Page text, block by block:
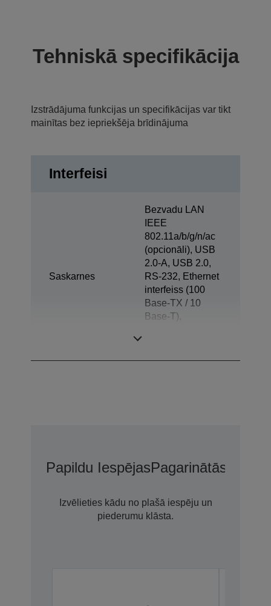
Tehniskā specifikācija
Izstrādājuma funkcijas un specifikācijas var tikt
mainītas bez iepriekšēja brīdinājuma
Interfeisi
Saskarnes
Bezvadu LAN
IEEE
802.11a/b/g/n/ac
(opcionāli), USB
2.0-A, USB 2.0,
RS-232, Ethernet
interfeiss (100
Base-TX / 10
Base-T),
Papildu IespējasPagarinātās
Izvēlieties kādu no plašā iespēju un
piederumu klāsta.